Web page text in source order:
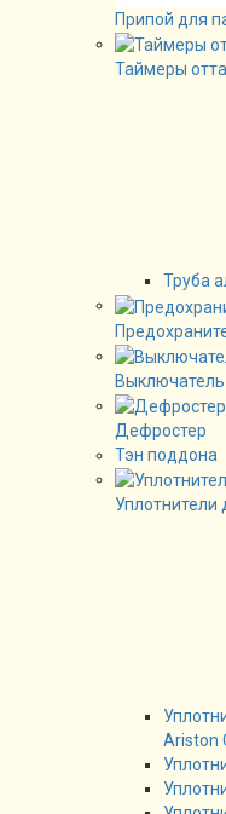
Припой для
Таймеры
Труба
Дефростер
Тэн поддона
Уплотнители
Ariston